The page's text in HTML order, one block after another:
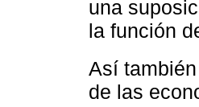
una
la función
Así también
de las